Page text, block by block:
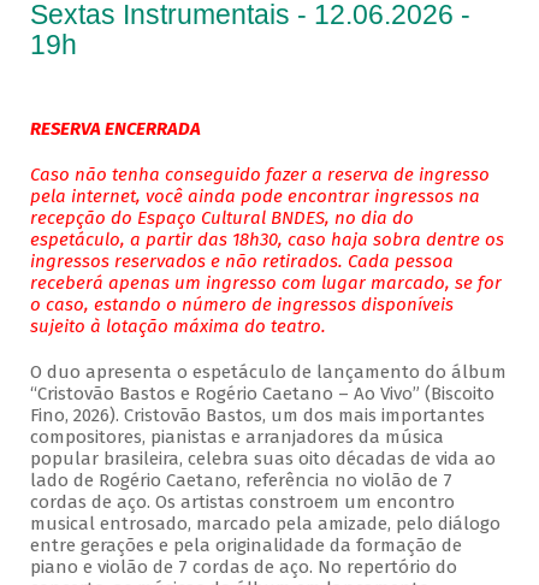
Sextas Instrumentais - 12.06.2026 -
19h
RESERVA ENCERRADA
Caso não tenha conseguido fazer a reserva de ingresso
pela internet, você ainda pode encontrar ingressos na
recepção do Espaço Cultural BNDES, no dia do
espetáculo, a partir das 18h30, caso haja sobra dentre os
ingressos reservados e não retirados. Cada pessoa
receberá apenas um ingresso com lugar marcado, se for
o caso, estando o número de ingressos disponíveis
sujeito à lotação máxima do teatro.
O duo apresenta o espetáculo de lançamento do álbum
“Cristovão Bastos e Rogério Caetano – Ao Vivo” (Biscoito
Fino, 2026). Cristovão Bastos, um dos mais importantes
compositores, pianistas e arranjadores da música
popular brasileira, celebra suas oito décadas de vida ao
lado de Rogério Caetano, referência no violão de 7
cordas de aço. Os artistas constroem um encontro
musical entrosado, marcado pela amizade, pelo diálogo
entre gerações e pela originalidade da formação de
piano e violão de 7 cordas de aço. No repertório do